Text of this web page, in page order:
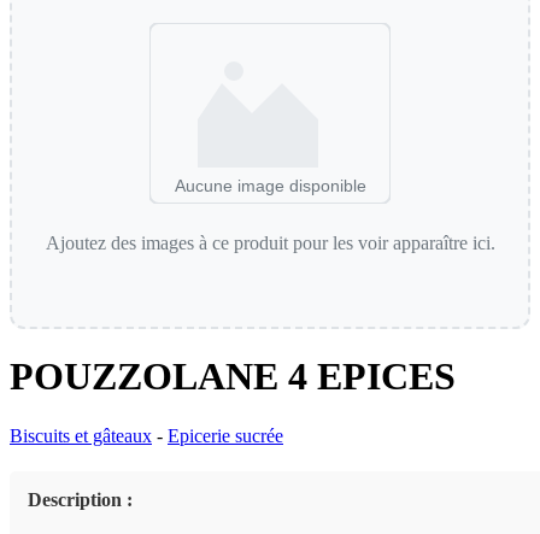
Aucune image disponible
Ajoutez des images à ce produit pour les voir apparaître ici.
POUZZOLANE 4 EPICES
Biscuits et gâteaux - Epicerie sucrée
Description :